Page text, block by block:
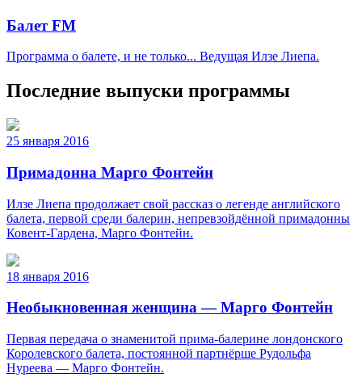
Балет FM
Программа о балете, и не только... Ведущая Илзе Лиепа.
Последние выпуски программы
25 января 2016
Примадонна Марго Фонтейн
Илзе Лиепа продолжает свой рассказ о легенде английского
балета, первой среди балерин, непревзойдённой примадонны
Ковент-Гардена, Марго Фонтейн.
18 января 2016
Необыкновенная женщина — Марго Фонтейн
Первая передача о знаменитой прима-балерине лондонского
Королевского балета, постоянной партнёрше Рудольфа
Нуреева — Марго Фонтейн.